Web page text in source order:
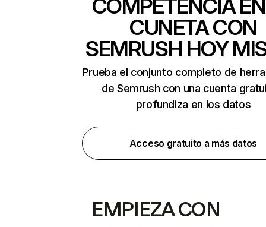
COMPETENCIA
CUNETA CON
SEMRUSH HOY
Prueba el conjunto completo de
de Semrush con una cuenta
profundiza en los datos
Acceso gratuito a más datos
EMPIEZA CON